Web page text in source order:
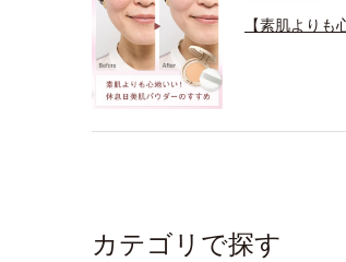
【素肌より
カテゴリで探す